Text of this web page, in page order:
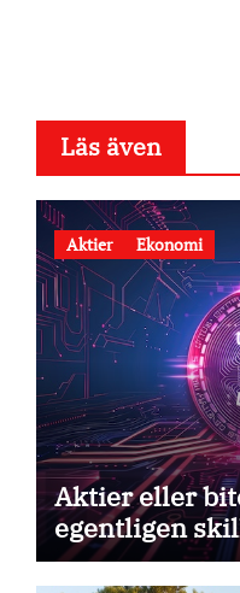
Läs även
Aktier Ekonomi
Aktier eller
egentligen